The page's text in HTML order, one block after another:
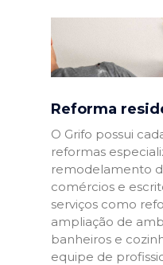
Reforma
O Grifo possui
reformas
remodelamento
comércios e
serviços como
ampliação de
banheiros e
equipe de